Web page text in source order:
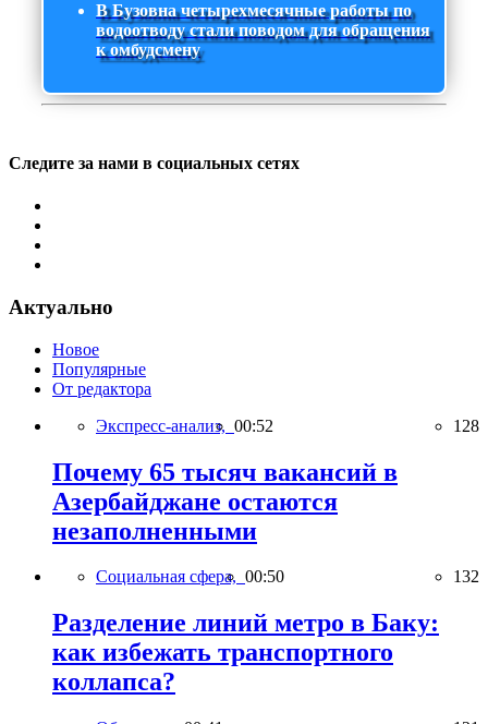
В Бузовна четырехмесячные работы по
водоотводу стали поводом для обращения
к омбудсмену
Следите за нами в социальных сетях
Актуально
Новое
Популярные
От редактора
Экспресс-анализ, 00:52 128
Почему 65 тысяч вакансий в
Азербайджане остаются
незаполненными
Социальная сфера, 00:50 132
Разделение линий метро в Баку:
как избежать транспортного
коллапса?